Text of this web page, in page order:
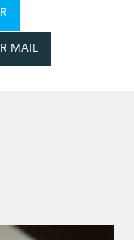
MAIL